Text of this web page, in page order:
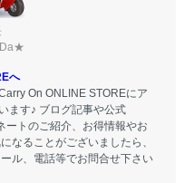
へ
On ONLINE STOREにア
ます♪ ブログ記事や公式
ートのご紹介、お得情報やお
なることがございましたら、
ル、電話等でお問合せ下さい